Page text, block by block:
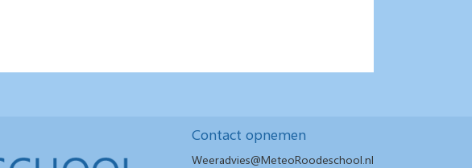
Contact opnemen
Weeradvies@MeteoRoodeschool.nl